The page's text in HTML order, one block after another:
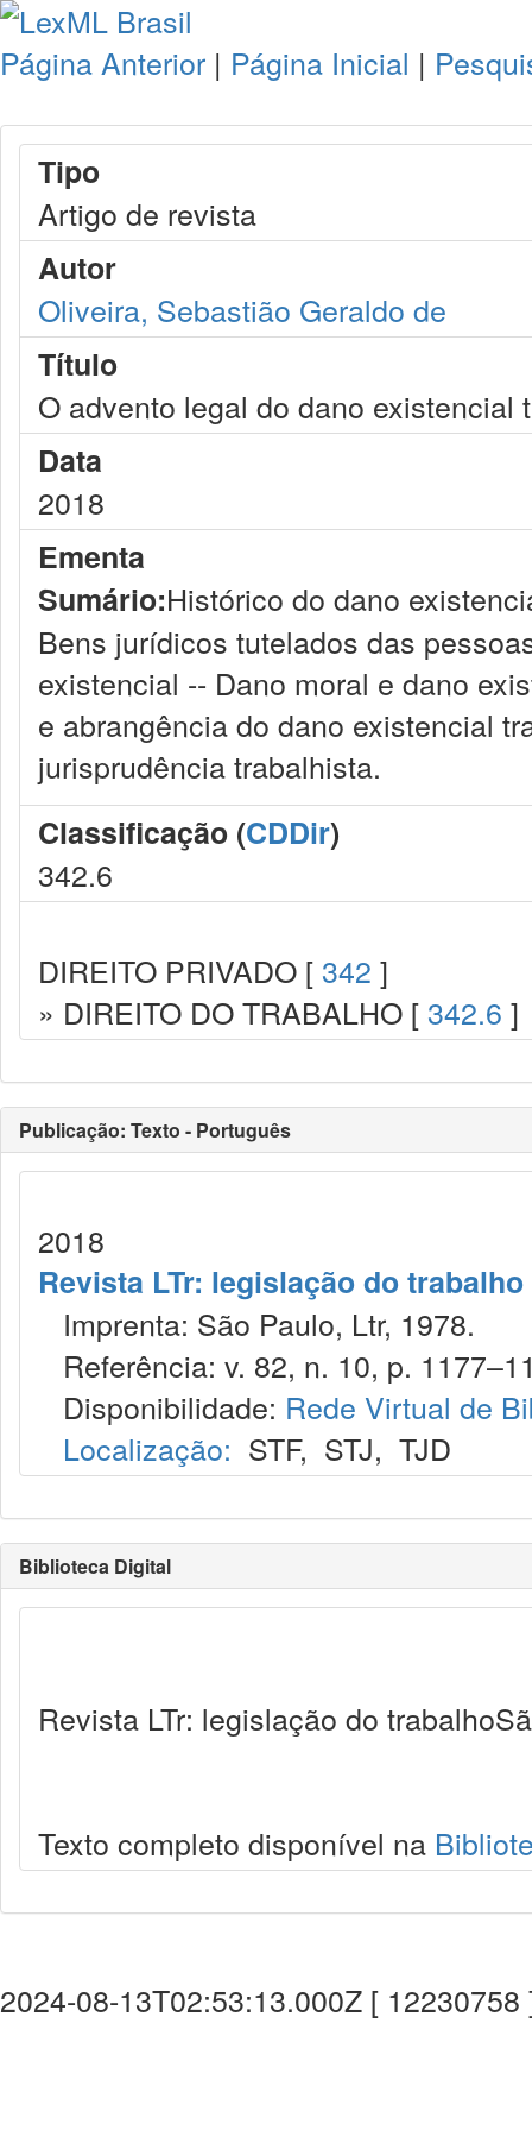
Página Anterior | Página Inicial |
Tipo
Artigo de revista
Autor
Oliveira, Sebastião Geraldo de
Título
O advento legal do dano existencial
Data
2018
Ementa
Sumário:Histórico do dano
Bens jurídicos tutelados das
existencial -- Dano moral e dano
e abrangência do dano existencial
jurisprudência trabalhista.
Classificação (CDDir)
342.6
DIREITO PRIVADO [ 342 ]
» DIREITO DO TRABALHO [ 342.6 ]
Publicação: Texto - Português
2018
Revista LTr: legislação do trabalho
Imprenta: São Paulo, Ltr, 1978.
Referência: v. 82, n. 10, p.
Disponibilidade: Rede Virtual de
Localização: STF, STJ, TJD
Biblioteca Digital
Revista LTr: legislação do
Texto completo disponível na
2024-08-13T02:53:13.000Z [ 12230758